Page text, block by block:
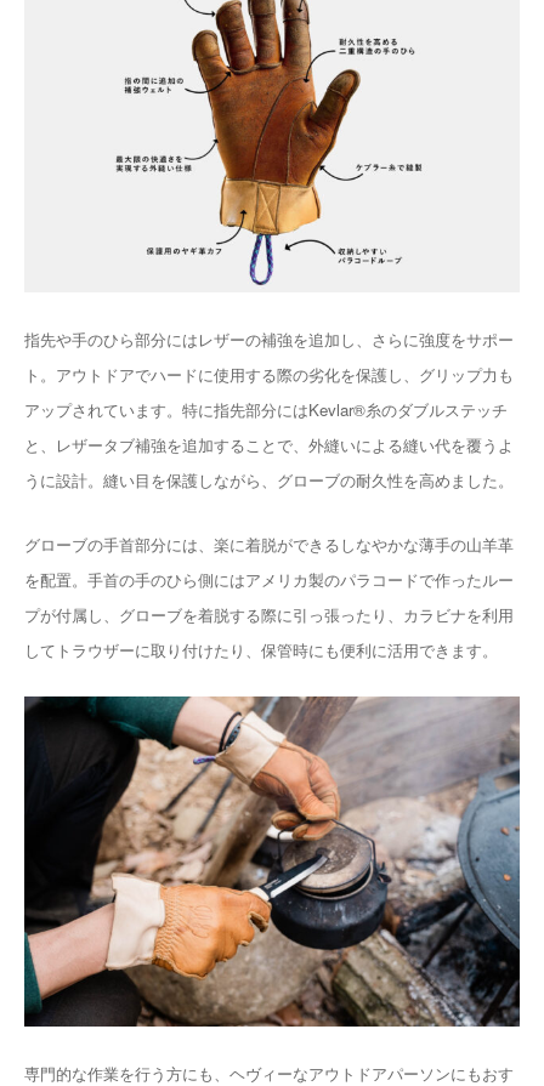
指先や手のひら部分にはレザーの補強を追加し、さらに強度をサポー
ト。アウトドアでハードに使用する際の劣化を保護し、グリップ力も
アップされています。特に指先部分にはKevlar®︎糸のダブルステッチ
と、レザータブ補強を追加することで、外縫いによる縫い代を覆うよ
うに設計。縫い目を保護しながら、グローブの耐久性を高めました。
グローブの手首部分には、楽に着脱ができるしなやかな薄手の山羊革
を配置。手首の手のひら側にはアメリカ製のパラコードで作ったルー
プが付属し、グローブを着脱する際に引っ張ったり、カラビナを利用
してトラウザーに取り付けたり、保管時にも便利に活用できます。
専門的な作業を行う方にも、ヘヴィーなアウトドアパーソンにもおす